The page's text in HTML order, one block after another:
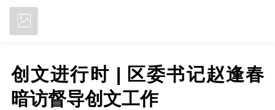
创文进行时 | 区委书记赵逢春
暗访督导创文工作